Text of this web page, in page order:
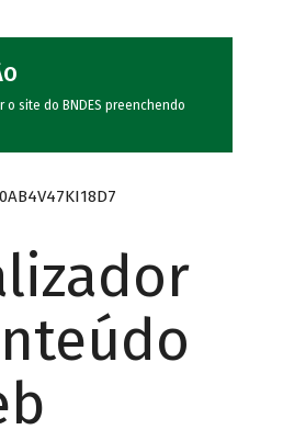
site do BNDES preenchendo